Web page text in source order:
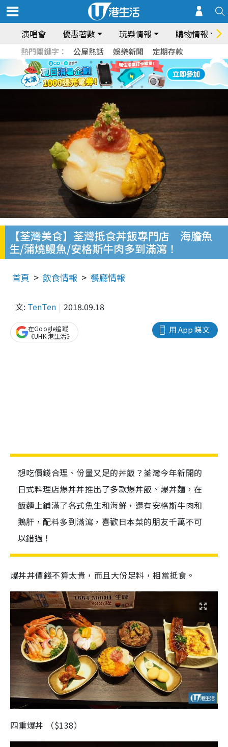
演唱會 優惠著數 玩樂情報 購物情報
熱門關鍵字： 公屋熱話 娛樂新聞 定期存款
【荃灣美食】荃灣抵食丼飯專門店 海膽魚
生/蒲燒鰻魚/安格斯牛肉多到滿瀉！
首頁 飲食情報 餐廳情報
文: TenTen 2018.09.18
用 App 睇文
在Google追蹤
《UHK 港生活》
想吃價錢合理、份量又足的丼飯？荃灣今年新開的
日式料理店爆丼丼推出了多款爆丼飯、爆丼麵，在
飯麵上鋪滿了各式魚生和海鮮，還有安格斯牛肉和
鵝肝，配料多到滿瀉，喜歡日本菜的朋友千萬不可
以錯過！
爆丼丼價錢不算太貴，而且大份足料，相當抵食。
四重爆丼 （$138）